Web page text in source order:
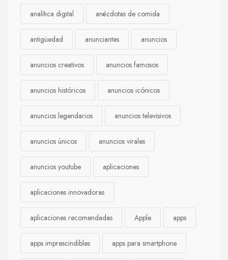
analítica digital anécdotas de comida
antigüedad anunciantes anuncios
anuncios creativos anuncios famosos
anuncios históricos anuncios icónicos
anuncios legendarios anuncios televisivos
anuncios únicos anuncios virales
anuncios youtube aplicaciones
aplicaciones innovadoras
aplicaciones recomendadas Apple apps
apps imprescindibles apps para smartphone